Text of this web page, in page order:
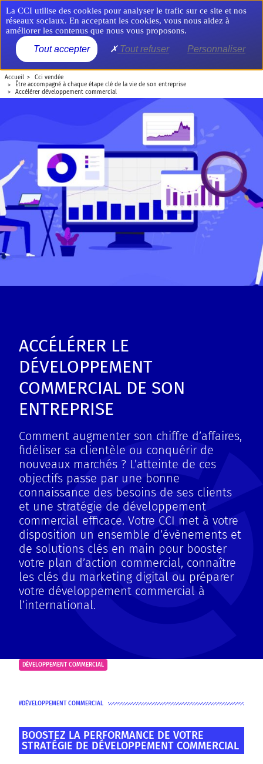
Aller
au
contenu
principal
MENU
accueil
cci vendée
être accompagné à chaque étape clé de la vie de son entreprise
accélérer développement commercial
ACCÉLÉRER LE
DÉVELOPPEMENT
COMMERCIAL DE SON
ENTREPRISE
Comment augmenter son chiffre d’affaires,
fidéliser sa clientèle ou conquérir de
nouveaux marchés ? L’atteinte de ces
objectifs passe par une bonne
connaissance des besoins de ses clients
et une stratégie de développement
commercial efficace. Votre CCI met à votre
disposition un ensemble d’évènements et
de solutions clés en main pour booster
votre plan d’action commercial, connaître
les clés du marketing digital ou préparer
votre développement commercial à
l’international.
DÉVELOPPEMENT COMMERCIAL
DÉVELOPPEMENT COMMERCIAL
BOOSTEZ LA PERFORMANCE DE VOTRE
STRATÉGIE DE DÉVELOPPEMENT COMMERCIAL
Panneau de gestion des cookies
La CCI utilise des cookies pour analyser le trafic sur ce site et nos
réseaux sociaux. En acceptant les cookies, vous nous aidez à
améliorer les contenus que nous vous proposons.
Tout accepter Tout refuser Personnaliser